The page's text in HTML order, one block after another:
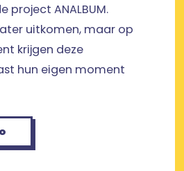
project ANALBUM.
uitkomen, maar op
krijgen deze
hun eigen moment